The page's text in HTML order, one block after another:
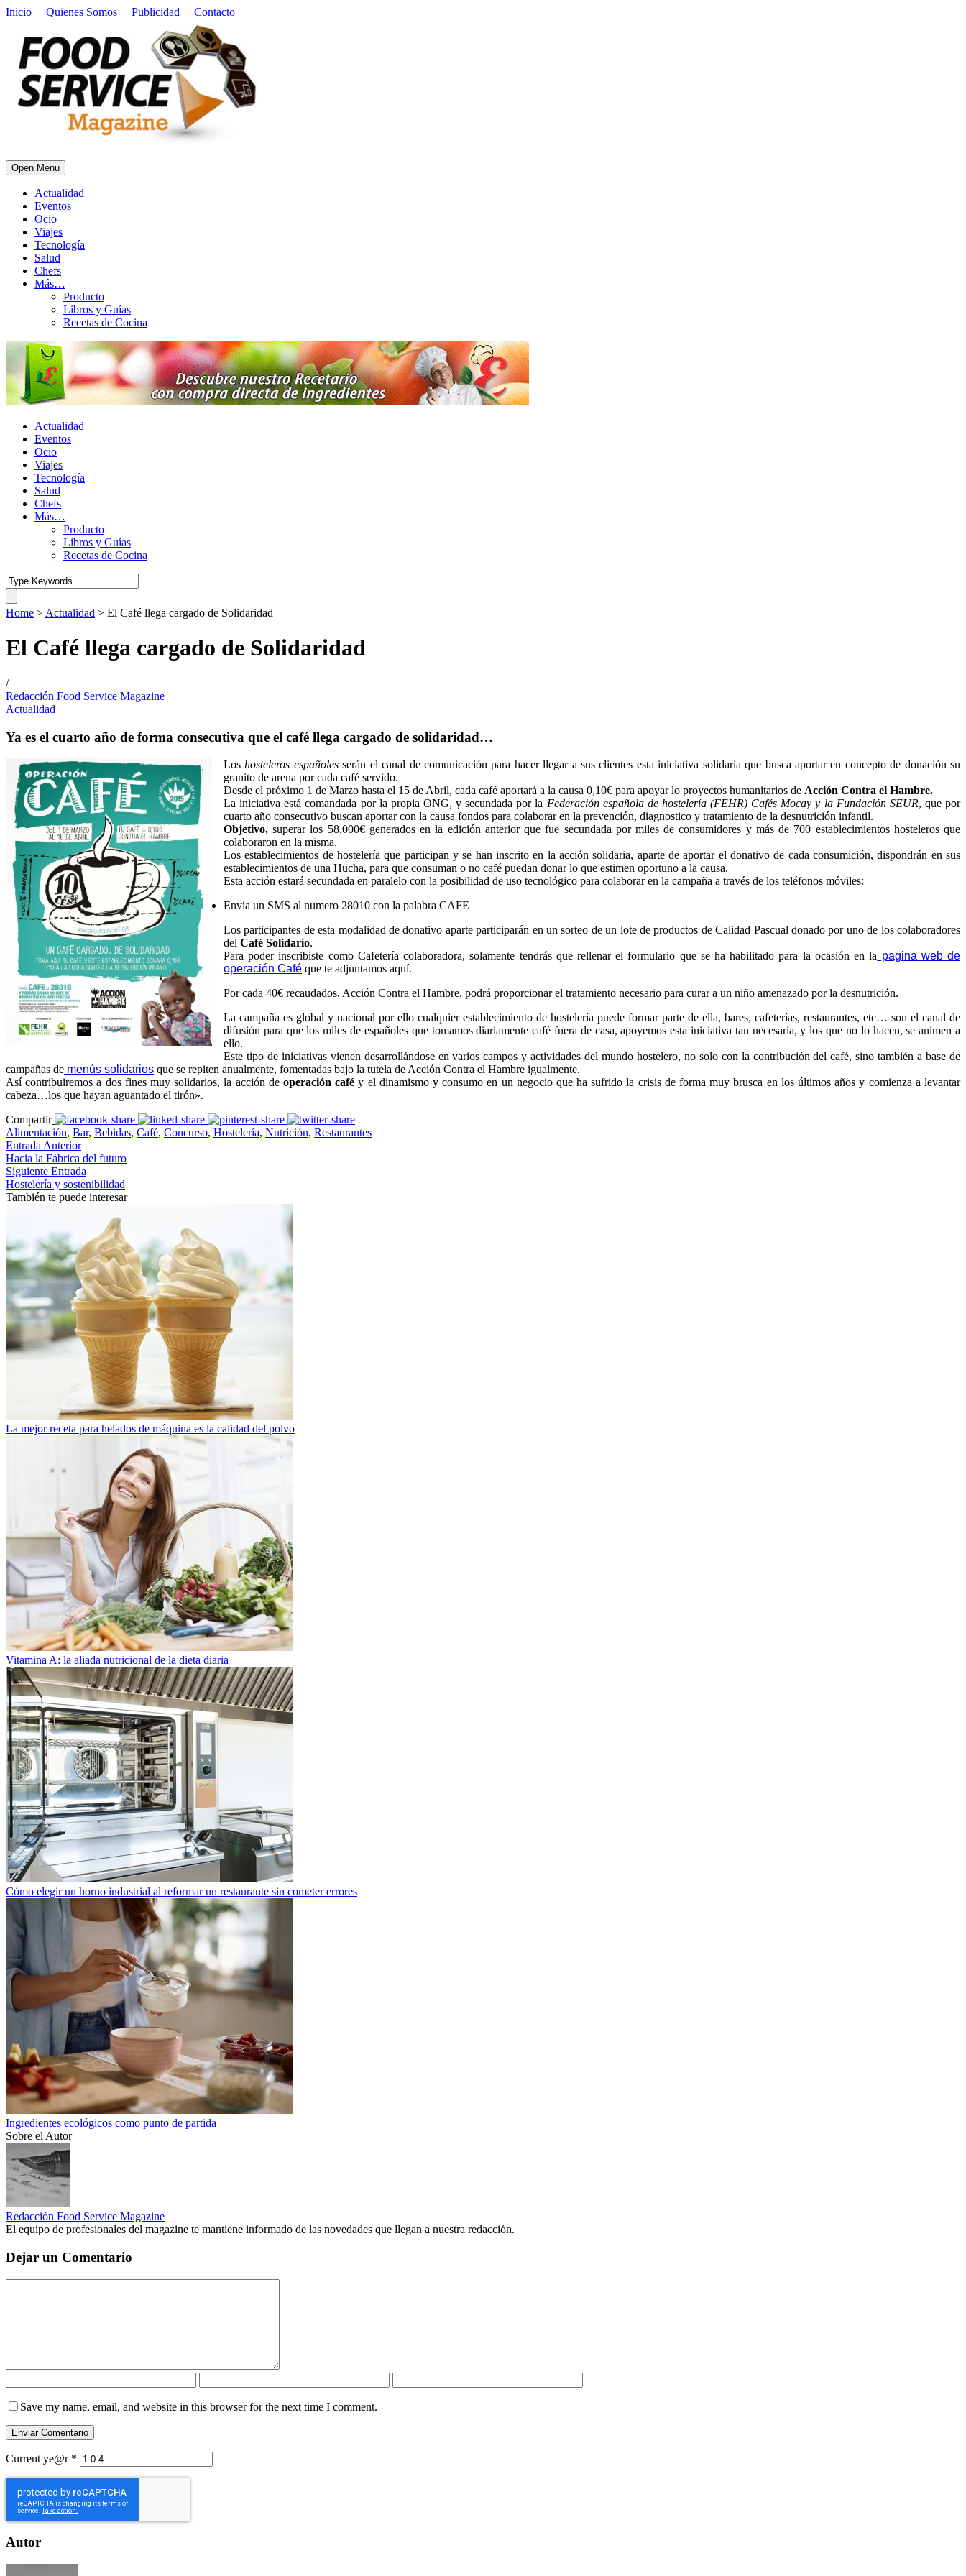
Inicio Quienes Somos Publicidad Contacto
Open Menu
Actualidad
Eventos
Ocio
Viajes
Tecnología
Salud
Chefs
Más…
Producto
Libros y Guías
Recetas de Cocina
Actualidad
Eventos
Ocio
Viajes
Tecnología
Salud
Chefs
Más…
Producto
Libros y Guías
Recetas de Cocina
Home > Actualidad > El Café llega cargado de Solidaridad
El Café llega cargado de Solidaridad
/
Redacción Food Service Magazine
Actualidad
Ya es el cuarto año de forma consecutiva que el café llega cargado de solidaridad…
Loshosteleros españolesserán el canal de comunicación para hacer llegar a sus clientes esta iniciativa solidaria que busca aportar en concepto de donación su
granito de arena por cada café servido.
Desde el próximo 1 de Marzo hasta el 15 de Abril, cada café aportará a la causa 0,10€ para apoyar lo proyectos humanitarios de Acción Contra el Hambre.
La iniciativa está comandada por la propia ONG, y secundada por la Federación española de hostelería (FEHR) Cafés Mocay y la Fundación SEUR, que por
cuarto año consecutivo buscan aportar con la causa fondos para colaborar en la prevención, diagnostico y tratamiento de la desnutrición infantil.
Objetivo, superar los 58,000€ generados en la edición anterior que fue secundada por miles de consumidores y más de 700 establecimientos hosteleros que
colaboraron en la misma.
Los establecimientos de hostelería que participan y se han inscrito en la acción solidaria, aparte de aportar el donativo de cada consumición, dispondrán en sus
establecimientos de una Hucha, para que consuman o no café puedan donar lo que estimen oportuno a la causa.
Esta acción estará secundada en paralelo con la posibilidad de uso tecnológico para colaborar en la campaña a través de los teléfonos móviles:
Envía un SMS al numero 28010 con la palabra CAFE
Los participantes de esta modalidad de donativo aparte participarán en un sorteo de un lote de productos de Calidad Pascual donado por uno de los colaboradores
del Café Solidario.
Para poder inscribiste como Cafetería colaboradora, solamente tendrás que rellenar el formulario que se ha habilitado para la ocasión en la pagina web de
operación Café que te adjuntamos aquí.
Por cada 40€ recaudados, Acción Contra el Hambre, podrá proporcionar el tratamiento necesario para curar a un niño amenazado por la desnutrición.
La campaña es global y nacional por ello cualquier establecimiento de hostelería puede formar parte de ella, bares, cafeterías, restaurantes, etc… son el canal de
difusión para que los miles de españoles que tomamos diariamente café fuera de casa, apoyemos esta iniciativa tan necesaria, y los que no lo hacen, se animen a
ello.
Este tipo de iniciativas vienen desarrollándose en varios campos y actividades del mundo hostelero, no solo con la contribución del café, sino también a base de
campañas de menús solidarios que se repiten anualmente, fomentadas bajo la tutela de Acción Contra el Hambre igualmente.
Así contribuiremos a dos fines muy solidarios, la acción de operación café y el dinamismo y consumo en un negocio que ha sufrido la crisis de forma muy brusca en los últimos años y comienza a levantar
cabeza…los que hayan aguantado el tirón».
Compartir
Alimentación, Bar, Bebidas, Café, Concurso, Hostelería, Nutrición, Restaurantes
Entrada Anterior
Hacia la Fábrica del futuro
Siguiente Entrada
Hostelería y sostenibilidad
También te puede interesar
La mejor receta para helados de máquina es la calidad del polvo
Vitamina A: la aliada nutricional de la dieta diaria
Cómo elegir un horno industrial al reformar un restaurante sin cometer errores
Ingredientes ecológicos como punto de partida
Sobre el Autor
Redacción Food Service Magazine
El equipo de profesionales del magazine te mantiene informado de las novedades que llegan a nuestra redacción.
Dejar un Comentario
Save my name, email, and website in this browser for the next time I comment.
Current ye@r *
Autor